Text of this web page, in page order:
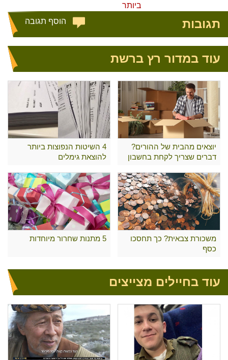
ביותר
תגובות הוסף תגובה
עוד במדור רץ ברשת
יוצאים מהבית של ההורים?
דברים שצריך לקחת בחשבון
4 השיטות הנפוצות ביותר
להוצאת גימלים
משכורת צבאית? כך תחסכו
כסף
5 מתנות שחרור מיוחדות
עוד בחיילים מצייצים